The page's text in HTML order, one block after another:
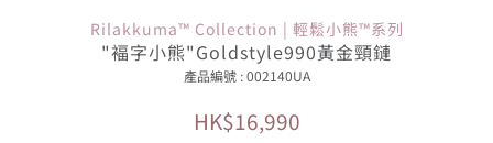
Rilakkuma™ Collection | 輕鬆小熊™系列
"褔字小熊"Goldstyle990黃金頸鏈
產品編號 : 002140UA
HK$16,990